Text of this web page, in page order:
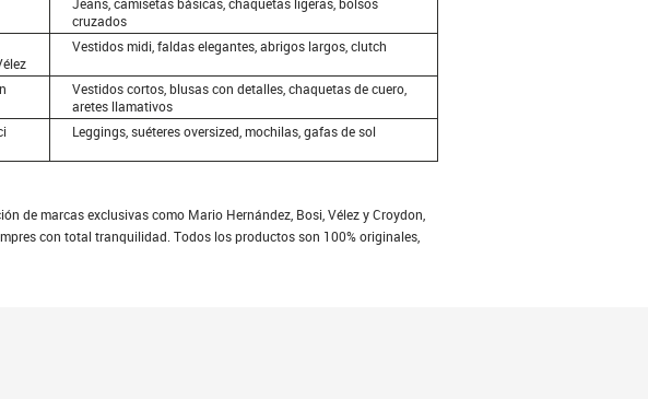
cruzados
Vestidos midi, faldas elegantes, abrigos largos, clutch
Vestidos cortos, blusas con detalles, chaquetas de cuero,
aretes llamativos
Leggings, suéteres oversized, mochilas, gafas de sol
de marcas exclusivas como Mario Hernández, Bosi, Vélez y Croydon,
con total tranquilidad. Todos los productos son 100% originales,